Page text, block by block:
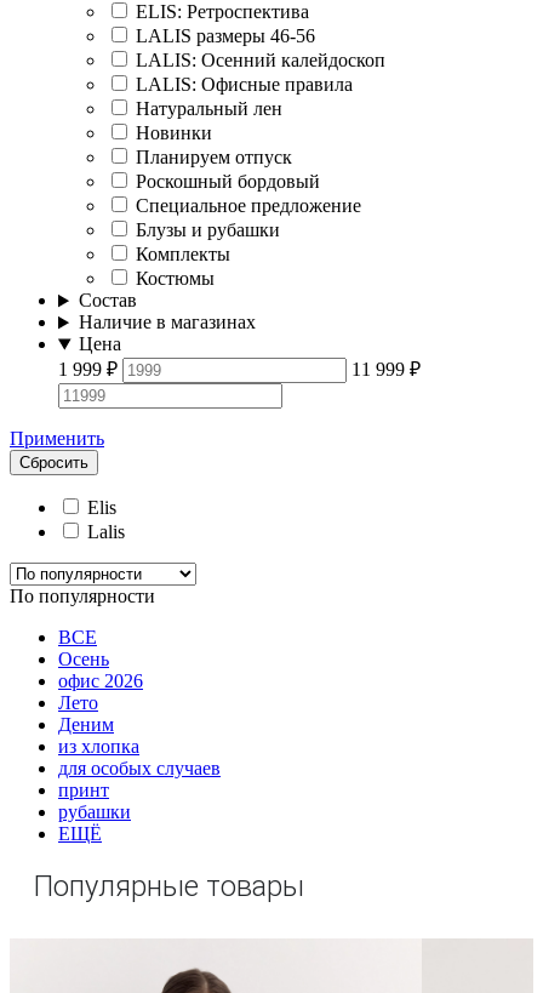
ELIS: Ретроспектива
LALIS размеры 46-56
LALIS: Осенний калейдоскоп
LALIS: Офисные правила
Натуральный лен
Новинки
Планируем отпуск
Роскошный бордовый
Специальное предложение
Блузы и рубашки
Комплекты
Костюмы
Состав
Наличие в магазинах
Цена
1 999 ₽ 11 999 ₽
Применить
Сбросить
Elis
Lalis
По популярности
ВСЕ
Осень
офис 2026
Лето
Деним
из хлопка
для особых случаев
принт
рубашки
ЕЩЁ